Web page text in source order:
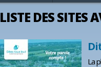
LISTE DES SITES
La